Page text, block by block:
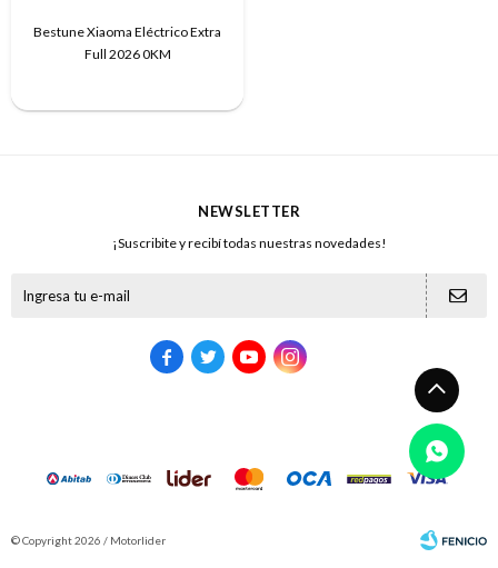
Bestune Xiaoma Eléctrico Extra
Full 2026 0KM
NEWSLETTER
¡Suscribite y recibí todas nuestras novedades!
   
© Copyright 2026 / Motorlider